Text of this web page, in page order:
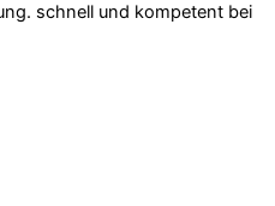
schnell und kompetent bei